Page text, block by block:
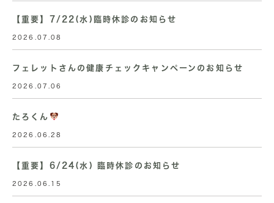
【重要】7/22(水)臨時休診のお知らせ
2026.07.08
フェレットさんの健康チェックキャンペーンのお知らせ
2026.07.06
たろくん
2026.06.28
【重要】6/24(水) 臨時休診のお知らせ
2026.06.15